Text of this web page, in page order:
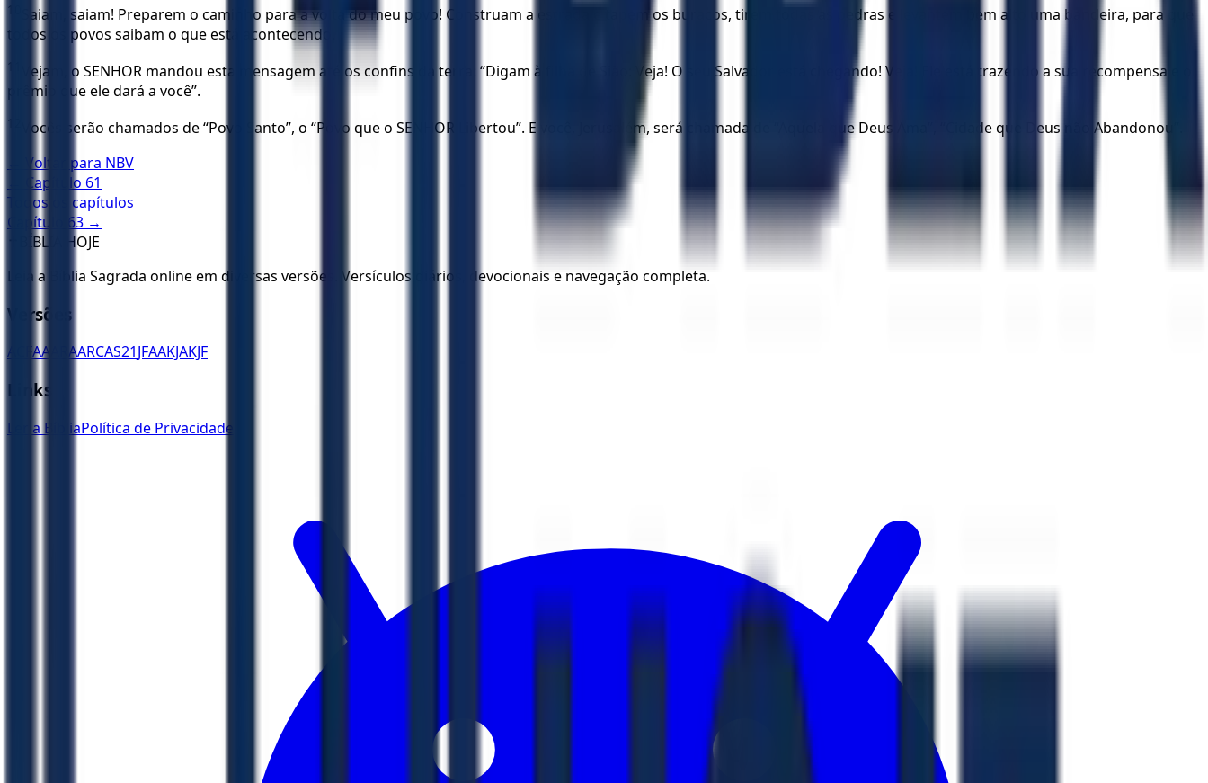
10
Saiam, saiam! Preparem o caminho para a volta do meu povo! Construam a estrada e tapem os buracos, tirem todas as pedras e levantem bem alto uma bandeira, para que
todos os povos saibam o que está acontecendo.
11
Vejam, o SENHOR mandou esta mensagem até os confins da terra: “Digam à filha de Sião: Veja! O seu Salvador está chegando! Veja! Ele está trazendo a sua recompensa e o
prêmio que ele dará a você”.
12
Vocês serão chamados de “Povo Santo”, o “Povo que o SENHOR Libertou”. E você, Jerusalém, será chamada de “Aquela que Deus Ama”, “Cidade que Deus não Abandonou”.
← Voltar para NBV
← Capítulo 61
Todos os capítulos
Capítulo
63 →
BÍBLIA HOJE
Leia a Bíblia Sagrada online em diversas versões. Versículos diários, devocionais e navegação completa.
Versões
ACFAA ARAARCAS21JFAAKJAKJF
Links
Ler a BíbliaPolítica de Privacidade